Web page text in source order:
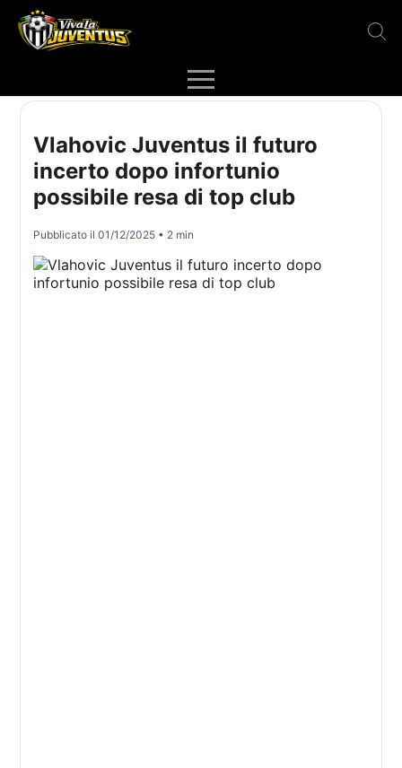
Vlahovic Juventus il futuro
incerto dopo infortunio
possibile resa di top club
Pubblicato il01/12/2025 • 2 min